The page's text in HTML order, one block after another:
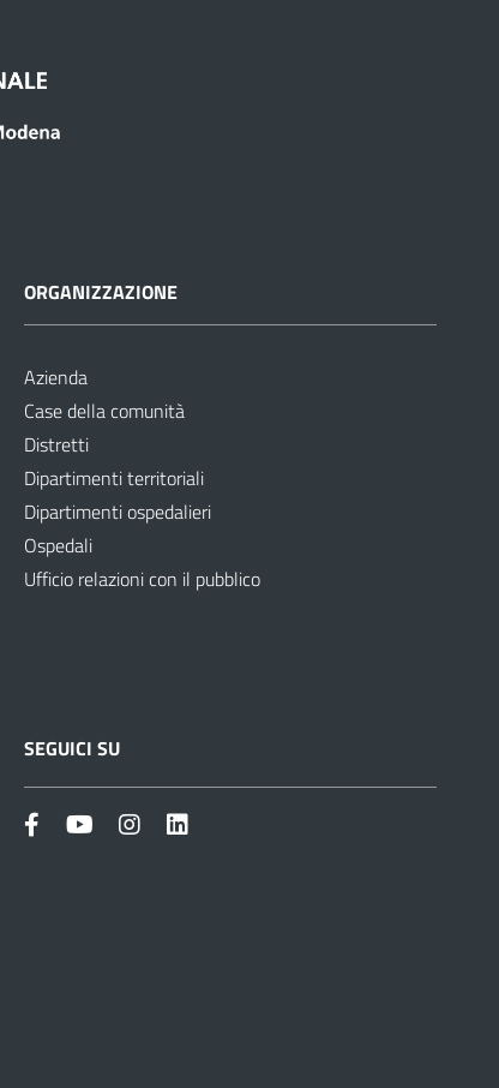
ORGANIZZAZIONE
Azienda
Case della comunità
Distretti
Dipartimenti territoriali
Dipartimenti ospedalieri
Ospedali
Ufficio relazioni con il pubblico
SEGUICI SU